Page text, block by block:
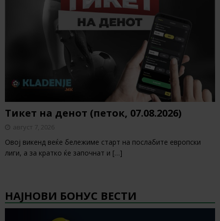
Тикет на денот (петок, 07.08.2026)
август 7, 2026
Овој викенд веќе бележиме старт на послабите европски
лиги, а за кратко ќе започнат и […]
НАЈНОВИ БОНУС ВЕСТИ